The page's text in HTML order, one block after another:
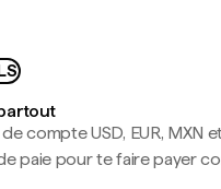
compte USD, EUR, MXN
paie pour te faire payer